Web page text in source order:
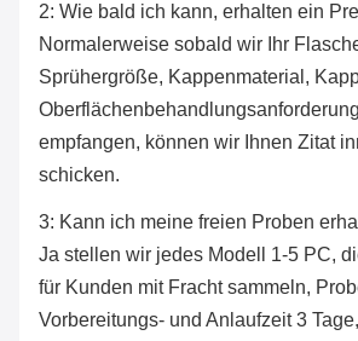
2: Wie bald ich kann, erhalten ein
Normalerweise sobald wir Ihr
Sprühergröße, Kappenmaterial,
empfangen, können wir Ihnen Zitat
schicken.
3: Kann ich meine freien Proben
Ja stellen wir jedes Modell 1-5 PC,
für Kunden mit Fracht sammeln,
Vorbereitungs- und Anlaufzeit 3